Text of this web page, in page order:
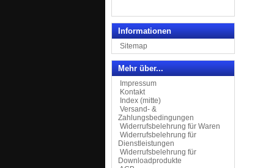
Informationen
Sitemap
Mehr über...
Impressum
Kontakt
Index (mitte)
Versand- &
Zahlungsbedingungen
Widerrufsbelehrung für Waren
Widerrufsbelehrung für
Dienstleistungen
Widerrufsbelehrung für
Downloadprodukte